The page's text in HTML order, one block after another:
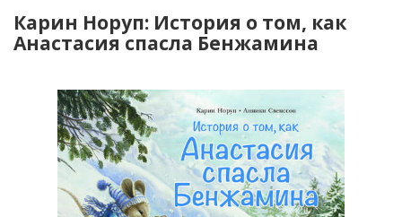
Карин Норуп: История о том, как
Анастасия спасла Бенжамина